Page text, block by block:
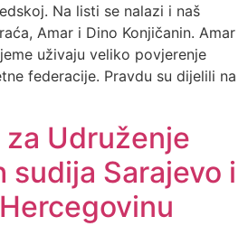
Na listi se nalazi i naš
Amar i Dino Konjičanin. Amar
uživaju veliko povjerenje
federacije. Pravdu su dijelili na
Udruženje
sudija Sarajevo i